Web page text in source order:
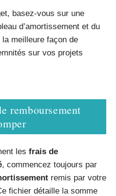
basez-vous sur une
d’amortissement et du
la meilleure façon de
sur vos projets
remboursement
les frais de
, commencez toujours par
remis par votre
fichier détaille la somme